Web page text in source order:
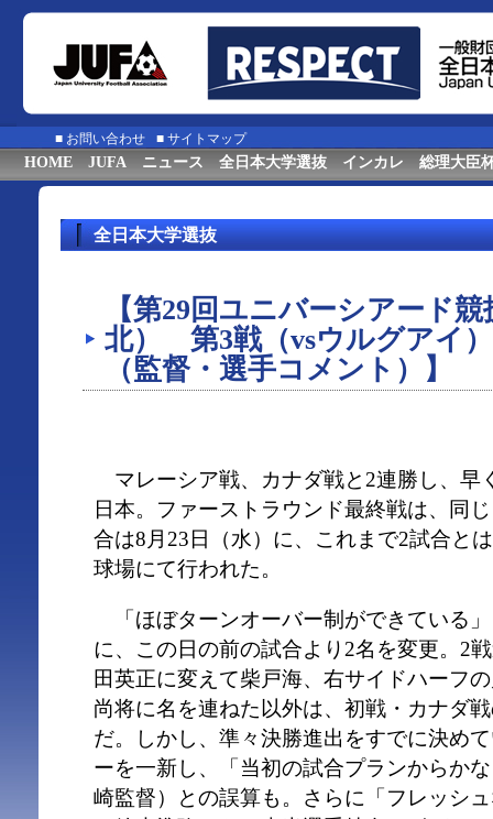
■ お問い合わせ ■ サイトマップ
HOME JUFA ニュース 全日本大学選抜 インカレ 総理大臣
全日本大学選抜
【第29回ユニバーシアード
北） 第3戦（vsウルグアイ
（監督・選手コメント）】
マレーシア戦、カナダ戦と2連勝し、早
日本。ファーストラウンド最終戦は、同
合は8月23日（水）に、これまで2試合と
球場にて行われた。
「ほぼターンオーバー制ができている
に、この日の前の試合より2名を変更。2
田英正に変えて柴戸海、右サイドハーフ
尚将に名を連ねた以外は、初戦・カナダ
だ。しかし、準々決勝進出をすでに決め
ーを一新し、「当初の試合プランからか
崎監督）との誤算も。さらに「フレッシ